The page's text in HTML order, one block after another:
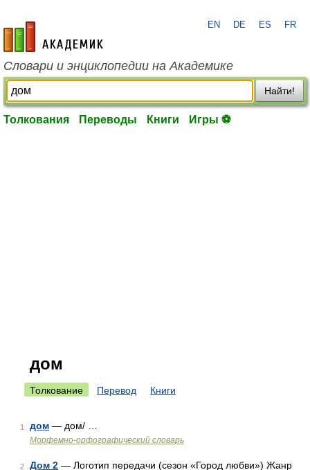
academic.ru
EN DE ES FR
Словари и энциклопедии на Академике
Найти!
Толкования Переводы Книги Игры ⚽
дом
Толкование Перевод Книги
1 дом — дом/ …
Морфемно-орфографический словарь
2 Дом 2 — Логотип передачи (сезон «Город любви») Жанр